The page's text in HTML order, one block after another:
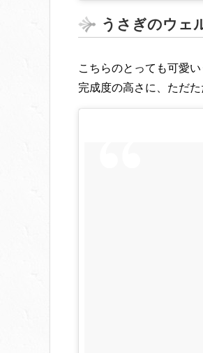
うさぎのウェ
こちらのとっても可愛
完成度の高さに、ただた